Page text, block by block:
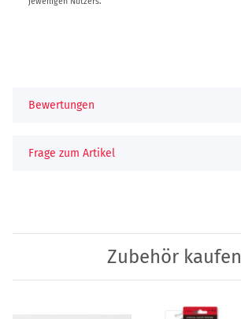
Bewertungen
Frage zum Artikel
Zubehör